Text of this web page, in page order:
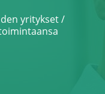
yritykset/